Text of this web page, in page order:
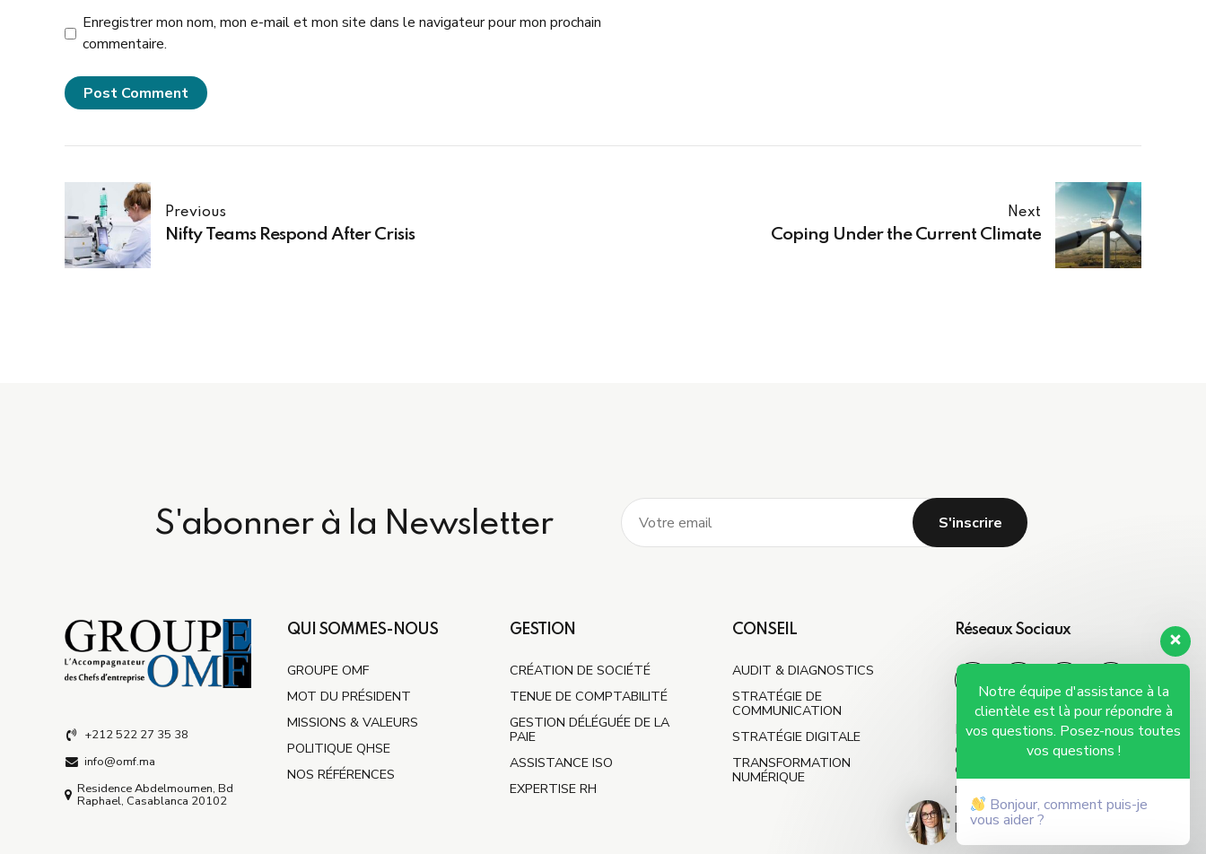
Enregistrer mon nom, mon e-mail et mon site dans le navigateur pour mon prochain
commentaire.
Post Comment
Previous
Nifty Teams Respond After Crisis
Next
Coping Under the Current Climate
S'abonner à la Newsletter
+212 522 27 35 38
info@omf.ma
Residence Abdelmoumen, Bd
Raphael, Casablanca 20102
QUI SOMMES-NOUS
GROUPE OMF
MOT DU PRÉSIDENT
MISSIONS & VALEURS
POLITIQUE QHSE
NOS RÉFÉRENCES
GESTION
CRÉATION DE SOCIÉTÉ
TENUE DE COMPTABILITÉ
GESTION DÉLÉGUÉE DE LA
PAIE
ASSISTANCE ISO
EXPERTISE RH
CONSEIL
AUDIT & DIAGNOSTICS
STRATÉGIE DE
COMMUNICATION
STRATÉGIE DIGITALE
TRANSFORMATION
NUMÉRIQUE
Réseaux Sociaux
Nous apportons notre
expérience globale et notre
énergie pour accompagner
nos clients à travers des
réalités nouvelles et souvent
bouleversantes.
Notre équipe d'assistance à la
clientèle est là pour répondre à
vos questions. Posez-nous toutes
vos questions !
Bonjour, comment puis-je
vous aider ?